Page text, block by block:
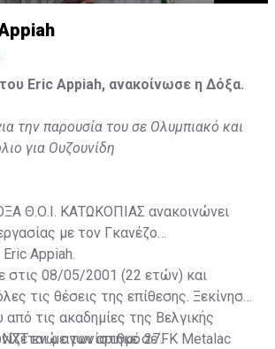
Eric Appiah, ανακοίνωσε η Δόξα.
την παρουσία του σε Ολυμπιακό και
για Ουζουνίδη
Θ.Ο.Ι. ΚΑΤΩΚΟΠΙΑΣ ανακοινώνει
με τον Γκανέζο
Appiah.
στις 08/05/2001 (22 ετών) και
τις θέσεις της επίθεσης. Ξεκίνησε
από τις ακαδημίες της Βελγικής
ενώ αγωνίστηκε σε FK Metalac
με τον αριθμό 27.